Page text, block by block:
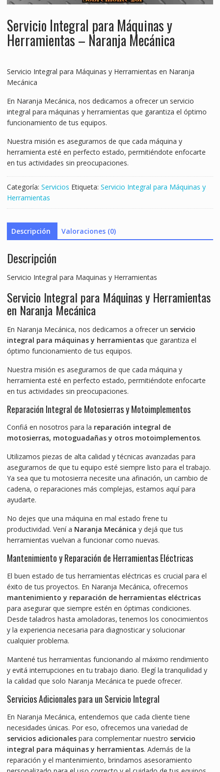
Servicio Integral para Máquinas y
Herramientas – Naranja Mecánica
Servicio Integral para Máquinas y Herramientas en Naranja
Mecánica
En Naranja Mecánica, nos dedicamos a ofrecer un servicio
integral para máquinas y herramientas que garantiza el óptimo
funcionamiento de tus equipos.
Nuestra misión es asegurarnos de que cada máquina y
herramienta esté en perfecto estado, permitiéndote enfocarte
en tus actividades sin preocupaciones.
Categoría: Servicios Etiqueta: Servicio Integral para Máquinas y
Herramientas
Descripción Valoraciones (0)
Descripción
Servicio Integral para Maquinas y Herramientas
Servicio Integral para Máquinas y Herramientas
en Naranja Mecánica
En Naranja Mecánica, nos dedicamos a ofrecer un servicio
integral para máquinas y herramientasque garantiza el
óptimo funcionamiento de tus equipos.
Nuestra misión es asegurarnos de que cada máquina y
herramienta esté en perfecto estado, permitiéndote enfocarte
en tus actividades sin preocupaciones.
Reparación Integral de Motosierras y Motoimplementos
Confiá en nosotros para la reparación integral de
motosierras, motoguadañas y otros motoimplementos.
Utilizamos piezas de alta calidad y técnicas avanzadas para
asegurarnos de que tu equipo esté siempre listo para el trabajo.
Ya sea que tu motosierra necesite una afinación, un cambio de
cadena, o reparaciones más complejas, estamos aquí para
ayudarte.
No dejes que una máquina en mal estado frene tu
productividad. Vení a Naranja Mecánica y dejá que tus
herramientas vuelvan a funcionar como nuevas.
Mantenimiento y Reparación de Herramientas Eléctricas
El buen estado de tus herramientas eléctricas es crucial para el
éxito de tus proyectos. En Naranja Mecánica, ofrecemos
mantenimiento y reparación de herramientas eléctricas
para asegurar que siempre estén en óptimas condiciones.
Desde taladros hasta amoladoras, tenemos los conocimientos
y la experiencia necesaria para diagnosticar y solucionar
cualquier problema.
Mantené tus herramientas funcionando al máximo rendimiento
y evitá interrupciones en tu trabajo diario. Elegí la tranquilidad y
la calidad que solo Naranja Mecánica te puede ofrecer.
Servicios Adicionales para un Servicio Integral
En Naranja Mecánica, entendemos que cada cliente tiene
necesidades únicas. Por eso, ofrecemos una variedad de
servicios adicionalespara complementar nuestro servicio
integral para máquinas y herramientas. Además de la
reparación y el mantenimiento, brindamos asesoramiento